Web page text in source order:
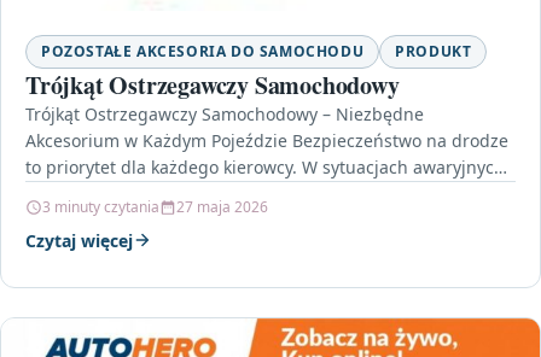
POZOSTAŁE AKCESORIA DO SAMOCHODU PRODUKT
Trójkąt Ostrzegawczy Samochodowy
Trójkąt Ostrzegawczy Samochodowy – Niezbędne
Akcesorium w Każdym Pojeździe Bezpieczeństwo na drodze
to priorytet dla każdego kierowcy. W sytuacjach awaryjnych,
3 minuty czytania 27 maja 2026
Czytaj więcej